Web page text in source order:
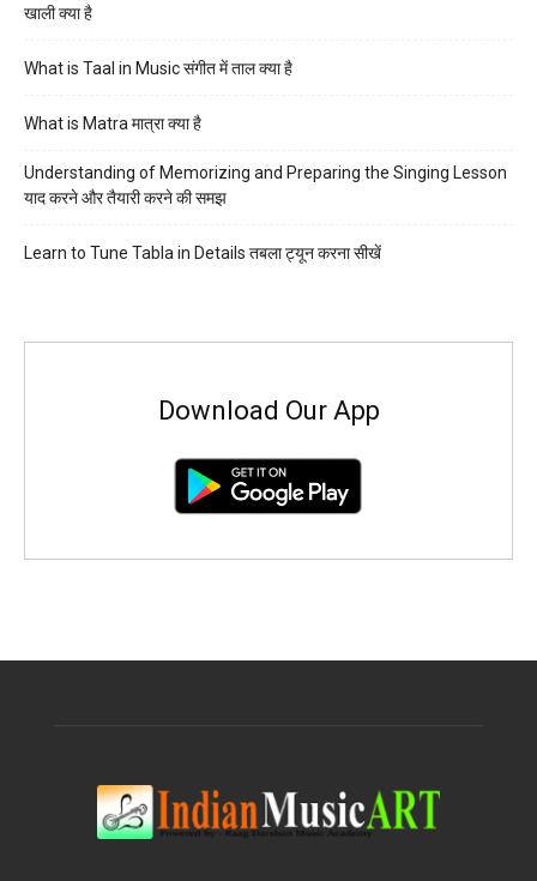
खाली क्या है
What is Taal in Music संगीत में ताल क्या है
What is Matra मात्रा क्या है
Understanding of Memorizing and Preparing the Singing Lesson
याद करने और तैयारी करने की समझ
Learn to Tune Tabla in Details तबला ट्यून करना सीखें
Download Our App